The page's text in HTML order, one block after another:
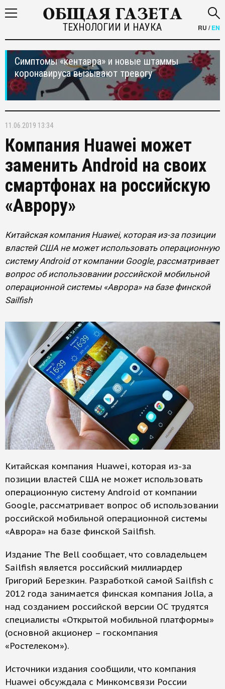
ТЕХНОЛОГИИ И НАУКА RU /EN
Симптомы «кентавра» и новые штаммы
коронавируса вызывают тревогу
11.06.2019 13:34
Компания Huawei может
заменить Android на своих
смартфонах на российскую
«Аврору»
Китайская компания Huawei, которая из-за позиции
властей США не может использовать операционную
систему Android от компании Google, рассматривает
вопрос об использовании российской мобильной
операционной системы «Аврора» на базе финской
Sailfish
Китайская компания Huawei, которая из-за
позиции властей США не может использовать
операционную систему Android от компании
Google, рассматривает вопрос об использовании
российской мобильной операционной системы
«Аврора» на базе финской Sailfish.
Издание The Bell сообщает, что совладельцем
Sailfish является российский миллиардер
Григорий Березкин. Разработкой самой Sailfish с
2012 года занимается финская компания Jolla, а
над созданием российской версии ОС трудятся
специалисты «Открытой мобильной платформы»
(основной акционер – госкомпания
«Ростелеком»).
Источники издания сообщили, что компания
Huawei обсуждала с Минкомсвязи России